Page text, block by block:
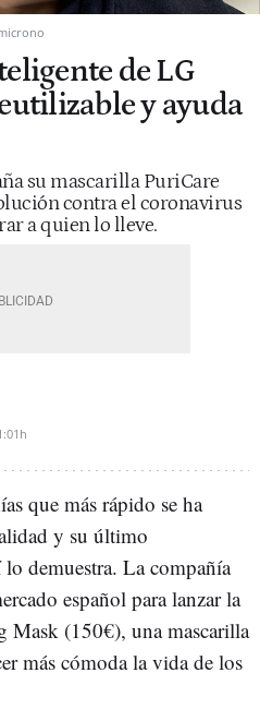
de LG
y ayuda
su mascarilla PuriCare
contra el coronavirus
a quien lo lleve.
que más rápido se ha
y su último
demuestra. La compañía
español para lanzar la
(150€), una mascarilla
más cómoda la vida de los